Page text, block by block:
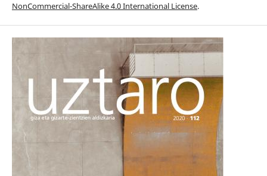
NonCommercial-ShareAlike 4.0 International License.